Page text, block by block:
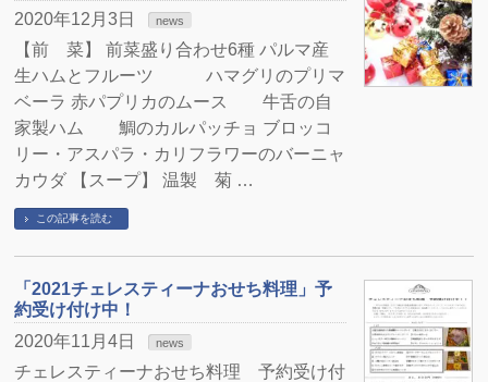
2020年12月3日
news
【前 菜】 前菜盛り合わせ6種 パルマ産
生ハムとフルーツ ハマグリのプリマ
ベーラ 赤パプリカのムース 牛舌の自
家製ハム 鯛のカルパッチョ ブロッコ
リー・アスパラ・カリフラワーのバーニャ
カウダ 【スープ】 温製 菊 …
この記事を読む
「2021チェレスティーナおせち料理」予
約受け付け中！
2020年11月4日
news
チェレスティーナおせち料理 予約受け付